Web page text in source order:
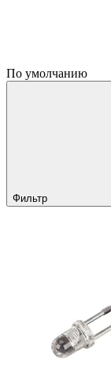
По умолчанию
Фильтр